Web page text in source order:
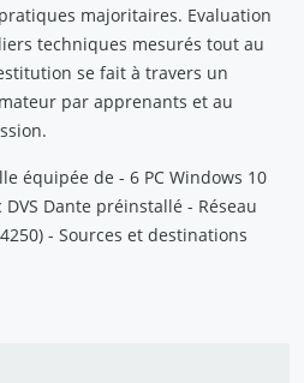
majoritaires. Evaluation
techniques mesurés tout au
se fait à travers un
par apprenants et au
équipée de - 6 PC Windows 10
Dante préinstallé - Réseau
- Sources et destinations